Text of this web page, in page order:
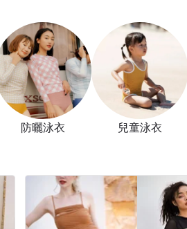
防曬泳衣 兒童泳衣